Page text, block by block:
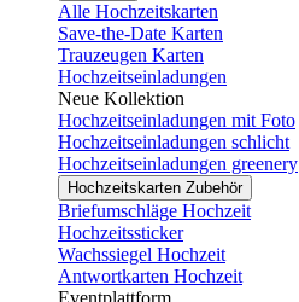
Alle Hochzeitskarten
Save-the-Date Karten
Trauzeugen Karten
Hochzeitseinladungen
Neue Kollektion
Hochzeitseinladungen mit Foto
Hochzeitseinladungen schlicht
Hochzeitseinladungen greenery
Hochzeitskarten Zubehör
Briefumschläge Hochzeit
Hochzeitssticker
Wachssiegel Hochzeit
Antwortkarten Hochzeit
Eventplattform